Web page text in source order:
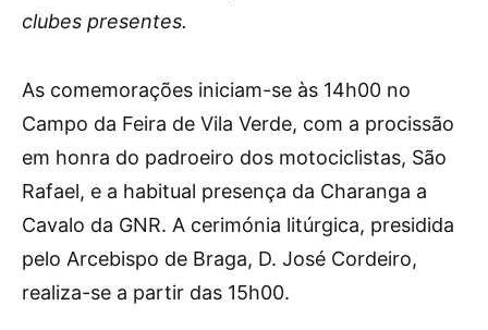
clubes presentes.
As comemorações iniciam-se às 14h00 no
Campo da Feira de Vila Verde, com a procissão
em honra do padroeiro dos motociclistas, São
Rafael, e a habitual presença da Charanga a
Cavalo da GNR. A cerimónia litúrgica, presidida
pelo Arcebispo de Braga, D. José Cordeiro,
realiza-se a partir das 15h00.